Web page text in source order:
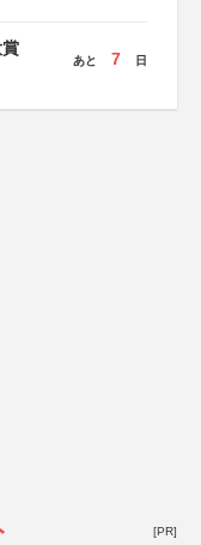
あと 7 日
[PR]